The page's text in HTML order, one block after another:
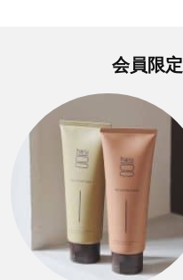
会員限定